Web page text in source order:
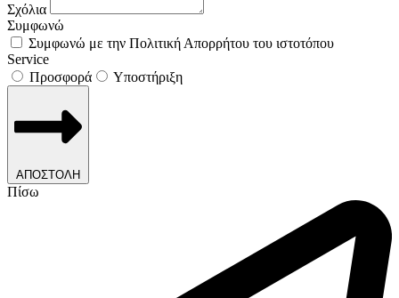
Σχόλια
Συμφωνώ
Συμφωνώ με την Πολιτική Απορρήτου του ιστοτόπου
Service
Προσφορά
Υποστήριξη
ΑΠΟΣΤΟΛΗ
Πίσω